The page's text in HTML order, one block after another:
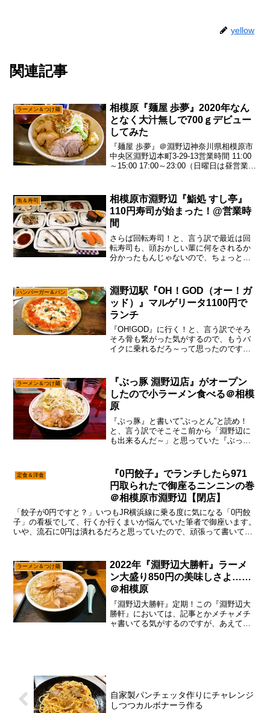
yellow
関連記事
ラーメン＆つけ麺
相模原『麺屋 歩夢』2020年なん
となく大汁無しで700ｇデビュー
してみた
『麺屋 歩夢』＠淵野辺神奈川県相模原市
中央区淵野辺本町3-29-13営業時間 11:00
～15:00 17:00～23:00（日曜日は昼営業の
え～、そんなこん...
魚＆寿司
相模原市淵野辺『鮨処 すし亭』
110円寿司が始まった！@営業時
間
さらば回転寿司！と、言う訳で最近は回
転寿司も、頭おかしい輩に何をされるか
分かったもんじゃないので、ちょっと微
とかもイタズラ（犯罪）の対象ですん
で、そこら辺を気にしたら外...
ハンバーガー＆パン
淵野辺駅『OH！GOD（オー！ガ
ッド）』マルゲリータ1100円で
ランチ
『OH!GOD』に行く！と、言う訳でそろ
そろ骨も繋がった気がするので、もうバ
イクに乗れるだろ～って思ったのです
かしていないと、握力とかが全然無いか
も？あと筋と言うか腱...
ラーメン＆つけ麺
『ぶっ豚 淵野辺店』がオープン
したので小ラーメン食べる＠相模
原
『ぶっ豚』と書いて”ぶっとん”と読め！
と、言う訳でそこそこ前から「淵野辺に
も出来るんだ～」と思っていた『ぶっ豚
行こうかなと。いや！どう考えても『麺
屋 歩夢』に通...
定食＆洋食
『0円餃子』でランチしたら971
円取られたで御座るニンニンの巻
＠相模原市淵野辺【閉店】
「餃子が0円ですと？」いつもJR横浜線に乗る度に気になる「0円餃
子」の看板でして、行くか行くまいか悩んでいた筆者で御座います。
いや、流石に0円は潰れるだろと思っていたので、頑張って書いても
ラーメン＆つけ麺
2022年『淵野辺大勝軒』ラーメ
ン大盛り850円の美味しさよ……
＠相模原
『淵野辺大勝軒』定期！この『淵野辺大
勝軒』においては、記事とかメチャメチ
ャ書いてる気がするのですが、あえて言
自家製パンチェッタ作りにチャレンジ
しつつカルボナーラ作る